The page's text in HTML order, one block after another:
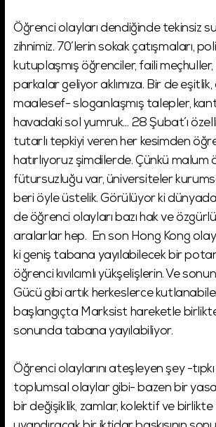
Öğrenci olayları dendiğinde tekinsiz
zihnimiz. 70’lerin sokak çatışmaları,
kutuplaşmış öğrenciler, faili
parkalar geliyor aklımıza. Bir de
maalesef- sloganlaşmış talepler,
havadaki sol yumruk… 28 Şubat’ı
tutarlı tepkiyi veren her kesimden
hatırlıyoruz şimdilerde. Çünkü malum
fütursuzluğu var, üniversiteler
beri öyle üstelik. Görülüyor ki
de öğrenci olayları bazı hak ve
aralarlar hep. En son Hong Kong
ki geniş tabana yayılabilecek bir
öğrenci kıvılcımlı yükşelişlerin. Ve
Gücü gibi artık herkeslerce
başlangıçta Marksist hareketle
sonunda tabana yayılabiliyor.
Öğrenci olaylarını ateşleyen şey -
toplumsal olaylar gibi- bazen bir
bir değişiklik, zamlar, kolektif ve birlikte